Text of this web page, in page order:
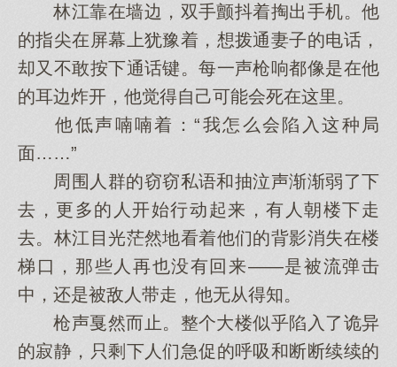
林江靠在墙边，双手颤抖着掏出手机。他
的指尖在屏幕上犹豫着，想拨通妻子的电话，
却又不敢按下通话键。每一声枪响都像是在他
的耳边炸开，他觉得自己可能会死在这里。
他低声喃喃着：“我怎么会陷入这种局
面……”
周围人群的窃窃私语和抽泣声渐渐弱了下
去，更多的人开始行动起来，有人朝楼下走
去。林江目光茫然地看着他们的背影消失在楼
梯口，那些人再也没有回来——是被流弹击
中，还是被敌人带走，他无从得知。
枪声戛然而止。整个大楼似乎陷入了诡异
的寂静，只剩下人们急促的呼吸和断断续续的